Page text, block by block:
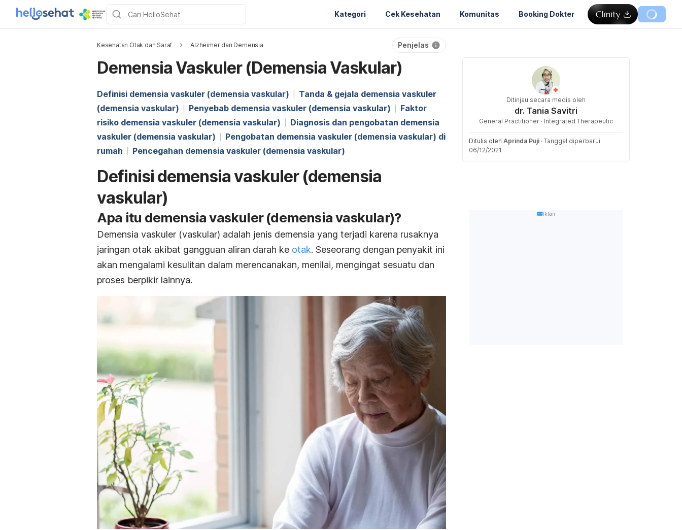
Kategori Cek Kesehatan Komunitas Booking Dokter
Kesehatan Otak dan Saraf Alzheimer dan Demensia Penjelas
Demensia Vaskuler (Demensia Vaskular)
Definisi demensia vaskuler (demensia vaskular)
Tanda & gejala demensia vaskuler
(demensia vaskular)
Penyebab demensia vaskuler (demensia vaskular)
Faktor
risiko demensia vaskuler (demensia vaskular)
Diagnosis dan pengobatan demensia
vaskuler (demensia vaskular)
Pengobatan demensia vaskuler (demensia vaskular) di
rumah
Pencegahan demensia vaskuler (demensia vaskular)
Definisi demensia vaskuler (demensia
vaskular)
Apa itu demensia vaskuler (demensia vaskular)?
Demensia vaskuler (vaskular) adalah jenis demensia yang terjadi karena rusaknya
jaringan otak akibat gangguan aliran darah ke otak. Seseorang dengan penyakit ini
akan mengalami kesulitan dalam merencanakan, menilai, mengingat sesuatu dan
proses berpikir lainnya.
Ditinjau secara medis oleh
dr. Tania Savitri
General Practitioner · Integrated Therapeutic
Ditulis oleh Aprinda Puji · Tanggal diperbarui
06/12/2021
Iklan